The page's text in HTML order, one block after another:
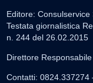
Editore: Consulservice
Testata giornalistica
n. 244 del 26.02.2015
Direttore
Contatti: 0824.337274